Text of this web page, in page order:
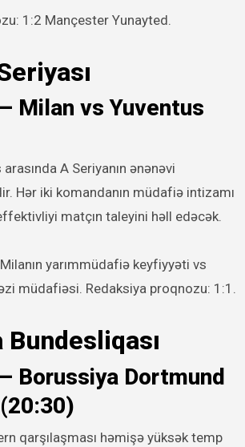
1:2 Mançester Yunayted.
Milan vs Yuventus
A Seriyanın ənənəvi
Hər iki komandanın müdafiə intizamı
matçın taleyini həll edəcək.
yarımmüdafiə keyfiyyəti vs
müdafiəsi. Redaksiya proqnozu: 1:1.
Borussiya Dortmund
qarşılaşması həmişə yüksək temp